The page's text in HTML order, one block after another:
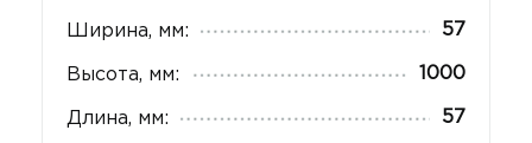
Ширина, мм: 57
Высота, мм: 1000
Длина, мм: 57